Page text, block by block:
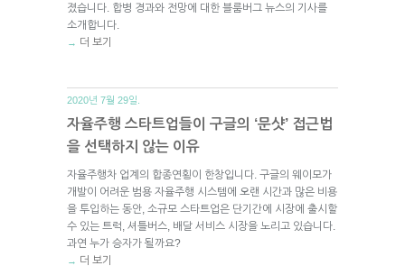
졌습니다. 합병 경과와 전망에 대한 블룸버그 뉴스의 기사를
소개합니다.
→ 더 보기
2020년 7월 29일.
자율주행 스타트업들이 구글의 ‘문샷’ 접근법
을 선택하지 않는 이유
자율주행차 업계의 합종연횡이 한창입니다. 구글의 웨이모가
개발이 어려운 범용 자율주행 시스템에 오랜 시간과 많은 비용
을 투입하는 동안, 소규모 스타트업은 단기간에 시장에 출시할
수 있는 트럭, 셔틀버스, 배달 서비스 시장을 노리고 있습니다.
과연 누가 승자가 될까요?
→ 더 보기